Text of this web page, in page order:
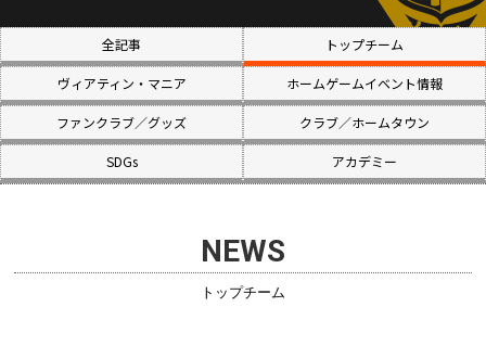
全記事 トップチーム
ヴィアティン・マニア ホームゲームイベント情報
ファンクラブ／グッズ クラブ／ホームタウン
SDGs アカデミー
NEWS
トップチーム